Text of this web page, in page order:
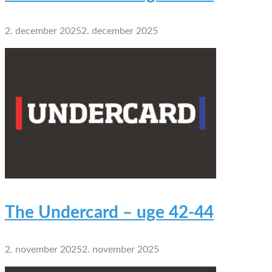
2. december 20252. december 2025
The Undercard – uge 42-44
2. november 20252. november 2025